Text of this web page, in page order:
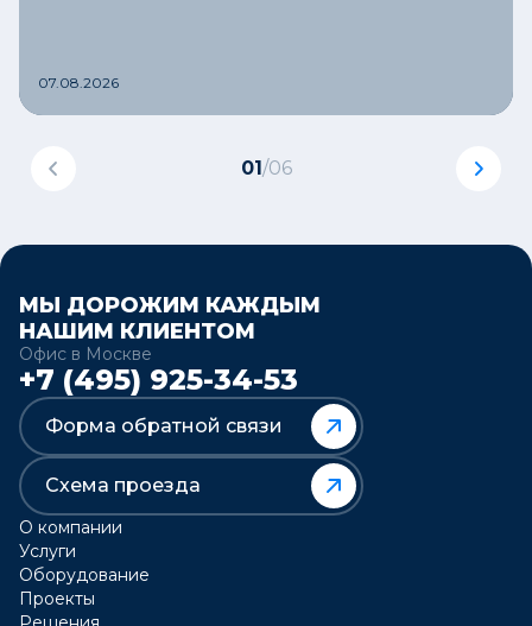
07.08.2026
01/06
МЫ ДОРОЖИМ КАЖДЫМ
НАШИМ КЛИЕНТОМ
Офис в Москве
+7 (495) 925-34-53
Форма обратной связи
Схема проезда
О компании
Услуги
Оборудование
Проекты